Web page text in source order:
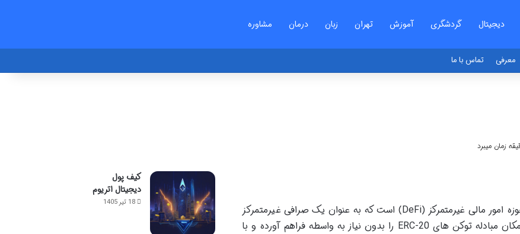
دیجیتال گردشگری آموزش تهران زبان درمان مشاوره
معرفی تماس با ما
یونی سواپ با نماد UNI یک پروتکل پیشگام در حوزه امور مالی غیرمتمرکز (DeFi) است که به عنوان یک صرافی غیرمتمرکز
(DEX) بر بستر اتریوم عمل می کند. این پلتفرم امکان مبادله توکن های ERC-20 را بدون نیاز به واسطه فراهم آورده و با
کیف پول
دیجیتال اتریوم
18 تیر 1405